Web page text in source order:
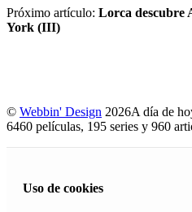
Próximo artículo: Lorca descubre
York (III)
© Webbin' Design 2026A día de
6460 películas, 195 series y 960
Uso de cookies